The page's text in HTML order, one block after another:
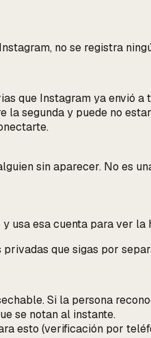
no se registra
que Instagram ya envió a
la segunda y puede no
sin aparecer. No es
usa esa cuenta para ver la
que sigas por
. Si la persona
se notan al instante.
esto (verificación por